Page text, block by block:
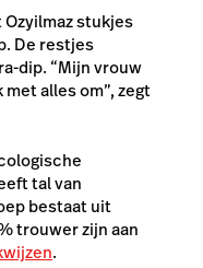
stukjes
De restjes
dip. “Mijn vrouw
alles om”, zegt
tal van
bestaat uit
trouwer zijn aan
.